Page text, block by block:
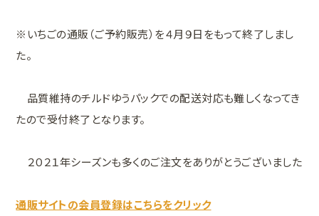
※いちごの通販（ご予約販売）を４月９日をもって終了しまし
た。
品質維持のチルドゆうパックでの配送対応も難しくなってき
たので受付終了となります。
２０２１年シーズンも多くのご注文をありがとうございました
通販サイトの会員登録はこちらをクリック